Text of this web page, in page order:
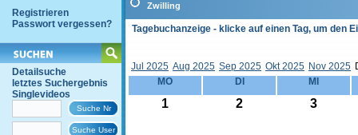
Registrieren
Passwort vergessen?
Detailsuche
letztes Suchergebnis
Singlevideos
Zwilling
Tagebuchanzeige - klicke auf einen Tag, um den
Jul 2025 Aug 2025 Sep 2025 Okt 2025 Nov 2025
MO
DI MI
1 2 3